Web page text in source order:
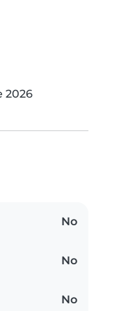
2026
No
No
No